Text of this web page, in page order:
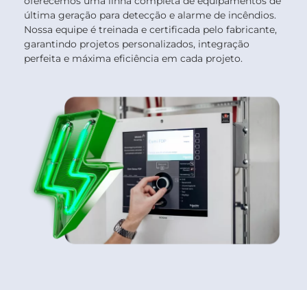
última geração para detecção e alarme de incêndios.
Nossa equipe é treinada e certificada pelo fabricante,
garantindo projetos personalizados, integração
perfeita e máxima eficiência em cada projeto.